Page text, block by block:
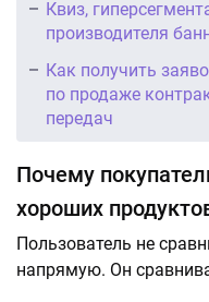
Квиз,
производителя
Как получить
по продаже
передач
Почему
хороших
Пользователь не
напрямую. Он